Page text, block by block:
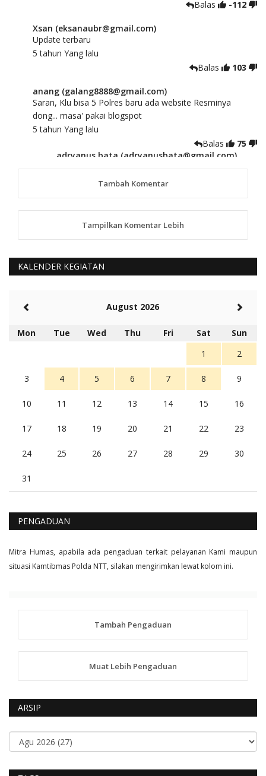
Balas
-112
Xsan (eksanaubr@gmail.com)
Update terbaru
5 tahun Yang lalu
Balas
103
anang (galang8888@gmail.com)
Saran, Klu bisa 5 Polres baru ada website Resminya
dong... masa' pakai blogspot
5 tahun Yang lalu
Balas
75
adryanus bata (adryanusbata@gmail.com)
TKS atas saran dan masukannya, akan kami
tindaklanjuti
anggy (anakkaos@gmail.com)
Kami perantu bisa baca langsung terkait Pilkada Sumba
5 tahun Yang lalu
Rambu (rambu03@gmail.com)
Berita Polres Sumba Barat Mantap
5 tahun Yang lalu
Balas
16
Tambah Komentar
Tampilkan Komentar Lebih
KALENDER KEGIATAN
August 2026
Mon Tue Wed Thu Fri Sat
Sun
1
2
3 4 5 6 7 8 9
10 11 12 13 14 15 16
17 18 19 20 21 22 23
24 25 26 27 28 29 30
31
PENGADUAN
Mitra Humas, apabila ada pengaduan terkait pelayanan Kami maupun
situasi Kamtibmas Polda NTT, silakan mengirimkan lewat kolom ini.
Tambah Pengaduan
Muat Lebih Pengaduan
ARSIP